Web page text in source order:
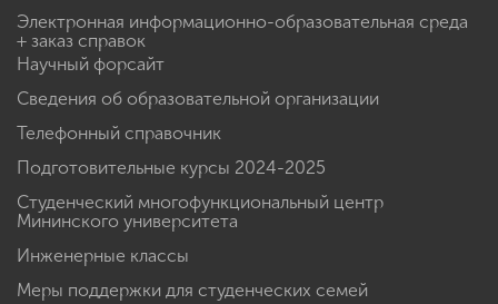
Электронная информационно-образовательная среда
+ заказ справок
Научный форсайт
Сведения об образовательной организации
Телефонный справочник
Подготовительные курсы 2024-2025
Студенческий многофункциональный центр
Мининского университета
Инженерные классы
Меры поддержки для студенческих семей